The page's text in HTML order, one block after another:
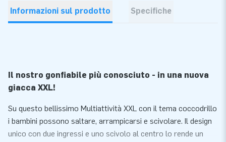
Informazioni sul prodotto Specifiche
Il nostro gonfiabile più conosciuto - in una nuova
giacca XXL!
Su questo bellissimo Multiattività XXL con il tema coccodrillo
i bambini possono saltare, arrampicarsi e scivolare. Il design
unico con due ingressi e uno scivolo al centro lo rende un